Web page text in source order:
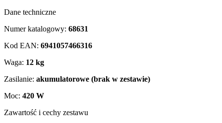
Dane techniczne
Numer katalogowy: 68631
Kod EAN: 6941057466316
Waga: 12 kg
Zasilanie: akumulatorowe (brak w zestawie)
Moc: 420 W
Zawartość i cechy zestawu